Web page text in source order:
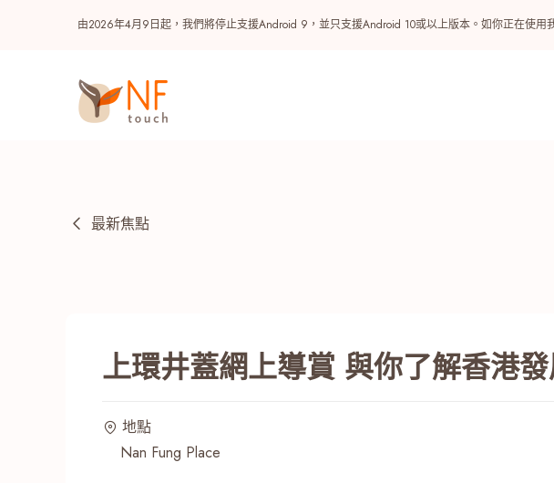
由2026年4月9日起，我們將停止支援Android 9，並只支援Android 10或以上版本。如你正在使
NF 種籽 NF Points AIRSIDE 獎賞
最近搜尋紀錄
最新焦點
上環井蓋網上導賞 與你了解香港
地點
Nan Fung Place